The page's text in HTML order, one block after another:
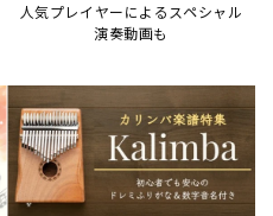
人気プレイヤーによるスペシャル
演奏動画も